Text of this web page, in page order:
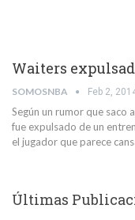
Waiters
SOMOSNBA Feb 2,
Según un rumor que saco
fue expulsado de un
el jugador que parece
Últimas